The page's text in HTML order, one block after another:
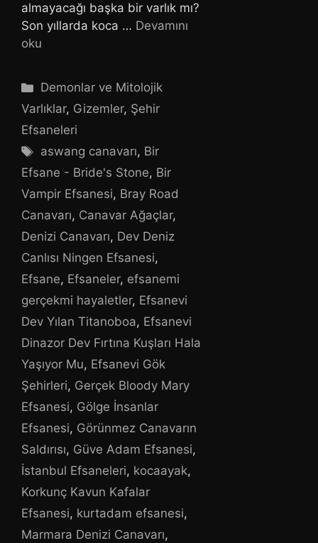
almayacağı başka bir varlık mı?
Son yıllarda koca … Devamını
oku
Kategoriler
Demonlar ve Mitolojik
Varlıklar, Gizemler, Şehir
Efsaneleri
Etiketler
aswang canavarı, Bir
Efsane - Bride's Stone, Bir
Vampir Efsanesi, Bray Road
Canavarı, Canavar Ağaçlar,
Denizi Canavarı, Dev Deniz
Canlısı Ningen Efsanesi,
Efsane, Efsaneler, efsanemi
gerçekmi hayaletler, Efsanevi
Dev Yılan Titanoboa, Efsanevi
Dinazor Dev Fırtına Kuşları Hala
Yaşıyor Mu, Efsanevi Gök
Şehirleri, Gerçek Bloody Mary
Efsanesi, Gölge İnsanlar
Efsanesi, Görünmez Canavarın
Saldırısı, Güve Adam Efsanesi,
İstanbul Efsaneleri, kocaayak,
Korkunç Kavun Kafalar
Efsanesi, kurtadam efsanesi,
Marmara Denizi Canavarı,